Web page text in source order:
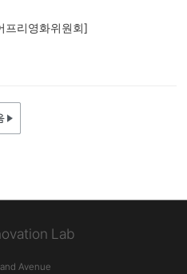
프리영화위원회]
Lab
Avenue